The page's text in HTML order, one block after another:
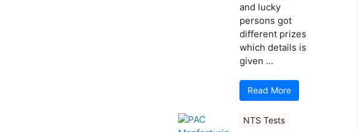
and lucky
persons got
different prizes
which details is
given ...
Read More
NTS Tests